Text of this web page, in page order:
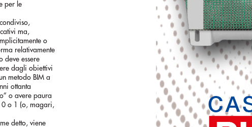
per le
ma,
o
relativamente
deve essere
dagli obiettivi
metodo BIM a
ottanta
o avere paura
0 o 1 (o, magari,
detto, viene